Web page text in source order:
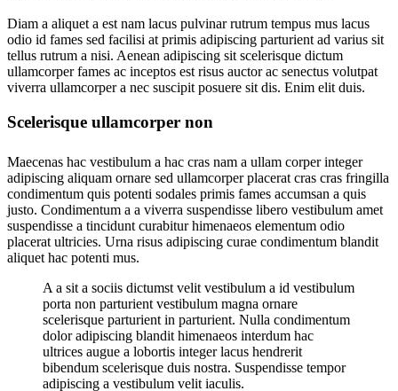
Diam a aliquet a est nam lacus pulvinar rutrum tempus mus lacus
odio id fames sed facilisi at primis adipiscing parturient ad varius sit
tellus rutrum a nisi. Aenean adipiscing sit scelerisque dictum
ullamcorper fames ac inceptos est risus auctor ac senectus volutpat
viverra ullamcorper a nec suscipit posuere sit dis. Enim elit duis.
Scelerisque ullamcorper non
Maecenas hac vestibulum a hac cras nam a ullam corper integer
adipiscing aliquam ornare sed ullamcorper placerat cras cras fringilla
condimentum quis potenti sodales primis fames accumsan a quis
justo. Condimentum a a viverra suspendisse libero vestibulum amet
suspendisse a tincidunt curabitur himenaeos elementum odio
placerat ultricies. Urna risus adipiscing curae condimentum blandit
aliquet hac potenti mus.
A a sit a sociis dictumst velit vestibulum a id vestibulum
porta non parturient vestibulum magna ornare
scelerisque parturient in parturient. Nulla condimentum
dolor adipiscing blandit himenaeos interdum hac
ultrices augue a lobortis integer lacus hendrerit
bibendum scelerisque duis nostra. Suspendisse tempor
adipiscing a vestibulum velit iaculis.